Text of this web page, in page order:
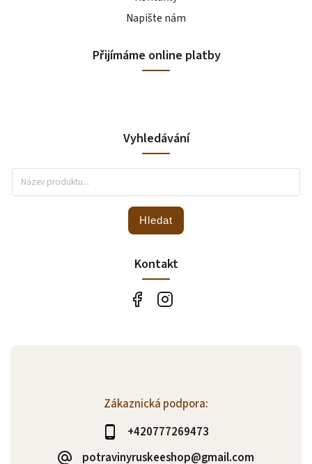
Zákaznická podpora:
+420777269473
potravinyruskeeshop@gmail.com
Napište nám
Přijímáme online platby
Vyhledávání
Hledat
Kontakt